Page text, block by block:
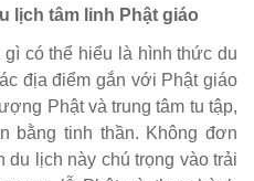
lịch tâm linh Phật giáo
có thể hiểu là hình thức du
địa điểm gắn với Phật giáo
Phật và trung tâm tu tập,
bằng tinh thần. Không đơn
du lịch này chú trọng vào trải